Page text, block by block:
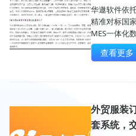
华遨软件依
精准对标国
MES一体化
销全场景，
实的经营效
查看更多
外贸服装
套系统，